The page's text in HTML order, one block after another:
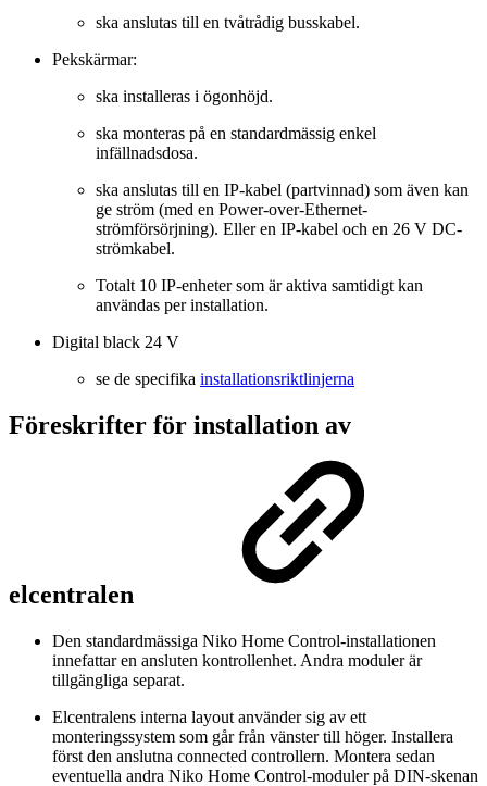
ska anslutas till en tvåtrådig busskabel.
Pekskärmar:
ska installeras i ögonhöjd.
ska monteras på en standardmässig enkel
infällnadsdosa.
ska anslutas till en IP-kabel (partvinnad) som även kan
ge ström (med en Power-over-Ethernet-
strömförsörjning). Eller en IP-kabel och en 26 V DC-
strömkabel.
Totalt 10 IP-enheter som är aktiva samtidigt kan
användas per installation.
Digital black 24 V
se de specifika installationsriktlinjerna
Föreskrifter för installation av
elcentralen
Den standardmässiga Niko Home Control-installationen
innefattar en ansluten kontrollenhet. Andra moduler är
tillgängliga separat.
Elcentralens interna layout använder sig av ett
monteringssystem som går från vänster till höger. Installera
först den anslutna connected controllern. Montera sedan
eventuella andra Niko Home Control-moduler på DIN-skenan